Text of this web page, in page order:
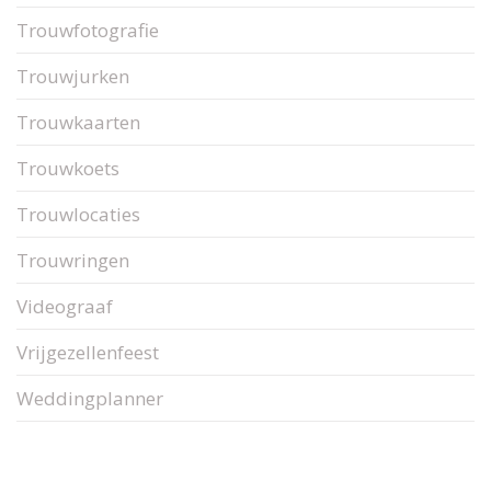
Trouwfotografie
Trouwjurken
Trouwkaarten
Trouwkoets
Trouwlocaties
Trouwringen
Videograaf
Vrijgezellenfeest
Weddingplanner